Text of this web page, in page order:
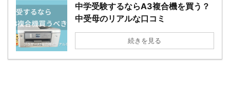
中学受験するならA3複合機を買う？
中受母のリアルな口コミ
続きを見る